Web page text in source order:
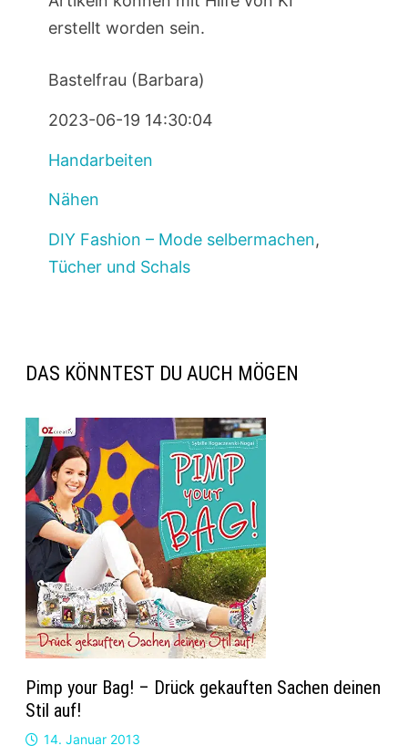
erstellt worden sein.
Bastelfrau (Barbara)
2023-06-19 14:30:04
Handarbeiten
Nähen
DIY Fashion – Mode selbermachen,
Tücher und Schals
DAS KÖNNTEST DU AUCH MÖGEN
Pimp your Bag! – Drück gekauften Sachen deinen
Stil auf!
14. Januar 2013